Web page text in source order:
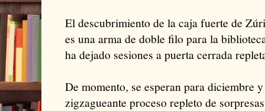
El descubrimiento de la caja fuerte de
es una arma de doble filo para la
ha dejado sesiones a puerta cerrada
De momento, se esperan para diciembre
zigzagueante proceso repleto de